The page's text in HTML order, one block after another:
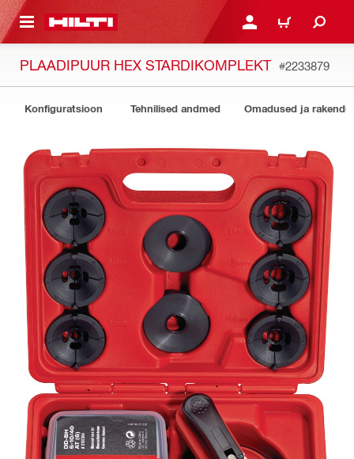
JUURDE LOGI SISSE VÕI
OSTUKORV
PLAADIPUUR HEX STARDIKOMPLEKT #2233879
Konfiguratsioon Tehnilised andmed Omadused ja